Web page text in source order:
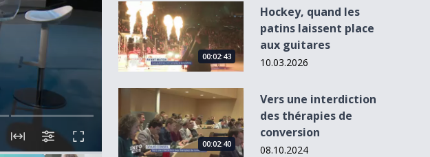
Hockey, quand les patins laissent place aux guitares
00:02:43
Hockey, quand les
patins laissent place
aux guitares
10.03.2026
Vers une interdiction des thérapies de conversion
00:02:40
Vers une interdiction
des thérapies de
conversion
08.10.2024